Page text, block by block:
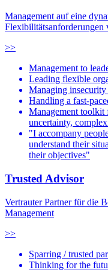
Management auf eine
Flexibilitätsanforderungen
>>
Management to
Leading flexible
Managing
Handling a fast-
Management
uncertainty,
"I accompany
understand their
their objectives"
Trusted Advisor
Vertrauter Partner für die
Management
>>
Sparring / trusted
Thinking for the